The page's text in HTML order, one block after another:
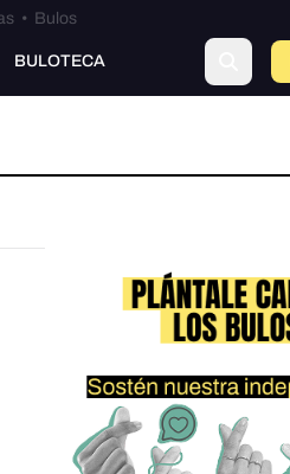
• Bulos
BULOTECA